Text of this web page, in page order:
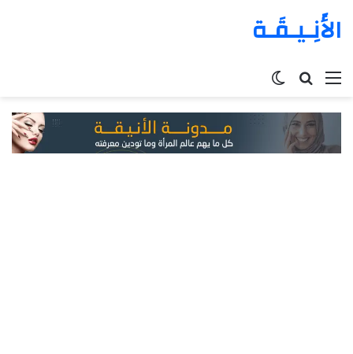
الأَنِـيـقَـة
القائمة بحث